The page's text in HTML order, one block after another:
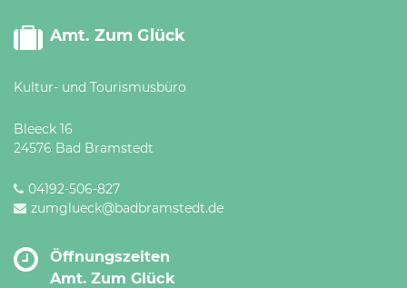
Amt. Zum Glück
Kultur- und Tourismusbüro
Bleeck 16
24576 Bad Bramstedt
04192-506-827
zumglueck@badbramstedt.de
Öffnungszeiten
Amt. Zum Glück